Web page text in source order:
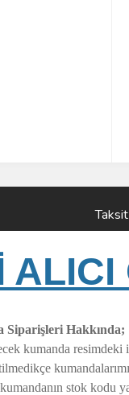
ALICI
Siparişleri Hakkında;
kumanda resimdeki
stok kodu